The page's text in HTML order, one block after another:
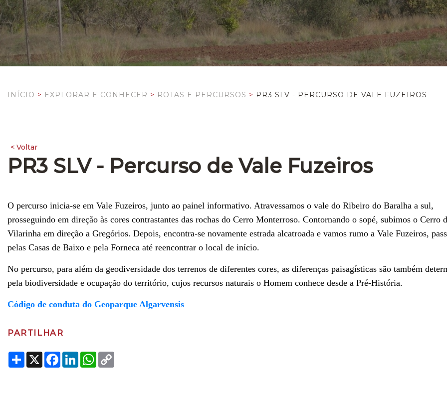
INÍCIO > EXPLORAR E CONHECER > ROTAS E PERCURSOS > PR3 SLV - PERCURSO DE VALE FUZEIROS
PR3 SLV - Percurso de Vale Fuzeiros
O percurso inicia-se em Vale Fuzeiros, junto ao painel informativo. Atravessamos o vale do Ribeiro do Baralha a sul,
prosseguindo em direção às cores contrastantes das rochas do Cerro Monterroso. Contornando o sopé, subimos o Cerro
Vilarinha em direção a Gregórios. Depois, encontra-se novamente estrada alcatroada e vamos rumo a Vale Fuzeiros,
pelas Casas de Baixo e pela Forneca até reencontrar o local de início.
No percurso, para além da geodiversidade dos terrenos de diferentes cores, as diferenças paisagísticas são também
pela biodiversidade e ocupação do território, cujos recursos naturais o Homem conhece desde a Pré-História.
Código de conduta do Geoparque Algarvensis
PARTILHAR
Share
X Facebook
LinkedInWhatsApp